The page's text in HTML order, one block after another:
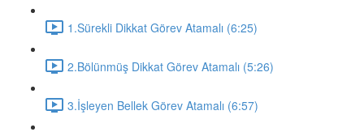
1.Sürekli Dikkat Görev Atamalı (6:25)
2.Bölünmüş Dikkat Görev Atamalı (5:26)
3.İşleyen Bellek Görev Atamalı (6:57)